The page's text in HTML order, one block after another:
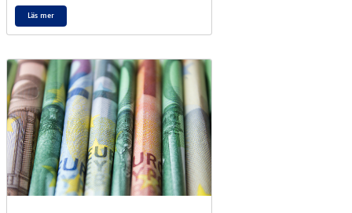
Läs mer